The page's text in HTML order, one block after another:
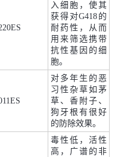
入细胞，使其
获得对G418的
耐药性，从而
用来筛选携带
抗性基因的细
胞。
对多年生的恶
习性杂草如茅
草、香附子、
狗牙根有很好
的防除效果。
毒性低，活性
高，广谱的非